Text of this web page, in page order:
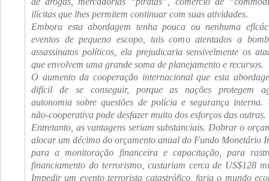
ilícitas que lhes permitem continuar com suas atividades.
Embora esta abordagem tenha pouca ou nenhuma
eventos de pequeno escopo, tais como atentados a
assassinatos políticos, ela prejudicaria sensivelmente os
que envolvem uma grande soma de planejamento e recursos.
O aumento da cooperação internacional que esta
difícil de se conseguir, porque as nações protegem
autonomia sobre questões de polícia e segurança
não-cooperativa pode desfazer muito dos esforços das outras.
Entretanto, as vantagens seriam substanciais. Dobrar o
alocar um décimo do orçamento anual do Fundo Monetário
para a monitoração financeira e capacitação, para
financiamento do terrorismo, custariam cerca de US$128
Impedir um evento terrorista catastrófico, faria o mundo